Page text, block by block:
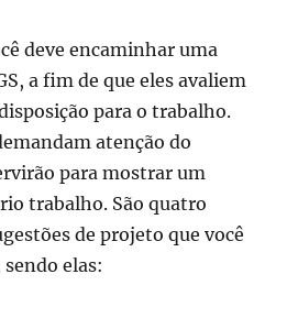
deve encaminhar uma
a fim de que eles avaliem
para o trabalho.
atenção do
para mostrar um
trabalho. São quatro
de projeto que você
elas: